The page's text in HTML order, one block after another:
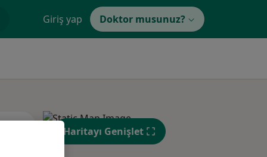
Giriş yap Doktor musunuz?
Çar,
12 Ağustos
Per,
13 Ağustos
Haritayı Genişlet